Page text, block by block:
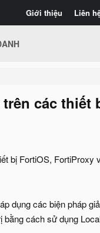
Giới thiệu Liên
các thiết
bị FortiOS, FortiProxy
dụng các biện pháp
cách sử dụng